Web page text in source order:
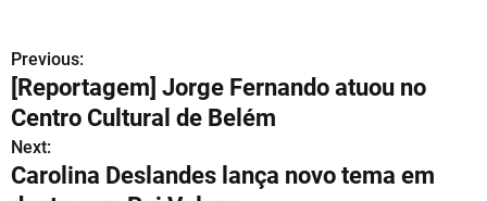
N
a
v
e
Previous:
[Reportagem] Jorge Fernando atuou no
Centro Cultural de Belém
Next:
Carolina Deslandes lança novo tema em